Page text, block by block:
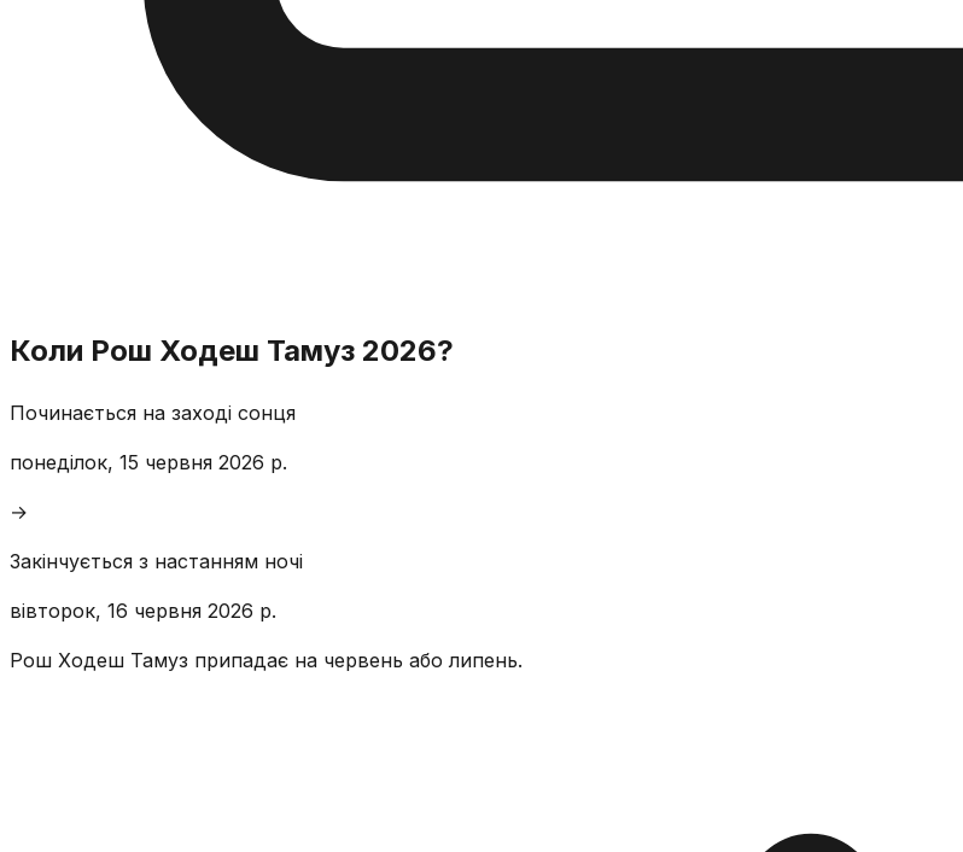
Коли Рош Ходеш Тамуз 2026?
Починається на заході сонця
понеділок, 15 червня 2026 р.
→
Закінчується з настанням ночі
вівторок, 16 червня 2026 р.
Рош Ходеш Тамуз припадає на червень або липень.